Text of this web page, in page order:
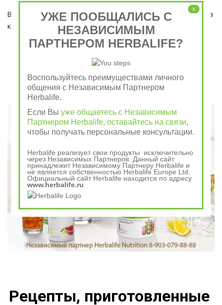
Ведь завтрак является важным приемом пищи, который ни в
коем случае пропускать нельзя!
Завтрак съешь сам, обед раздели с другом, ужин
Говорили в древности
Рецепты, приготовленные
x
УЖЕ ПООБЩАЛИСЬ С
НЕЗАВИСИМЫМ
ПАРТНЕРОМ HERBALIFE?
Воспользуйтесь преимуществами личного
общения с Независимым Партнером
Herbalife.
Если Выуже общаетесь с Независимым
Партнером Herbalife, оставайтесь на связи,
чтобы получать персональные консультации.
Herbalife реализует свои продукты исключительно
через Независимых Партнеров. Данный сайт
принадлежит Независимому Партнеру Herbalife и
не является собственностью Herbalife Europe Ltd.
Официальный сайт Herbalife находится по адресу
www.herbalife.ru